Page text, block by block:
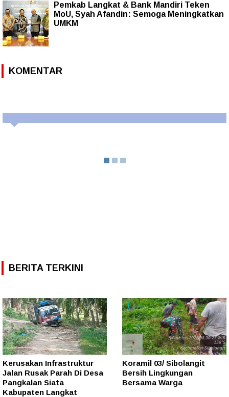
Pemkab Langkat & Bank Mandiri Teken
MoU, Syah Afandin: Semoga Meningkatkan
UMKM
KOMENTAR
BERITA TERKINI
Kerusakan Infrastruktur
Jalan Rusak Parah Di Desa
Pangkalan Siata
Kabupaten Langkat
Koramil 03/ Sibolangit
Bersih Lingkungan
Bersama Warga